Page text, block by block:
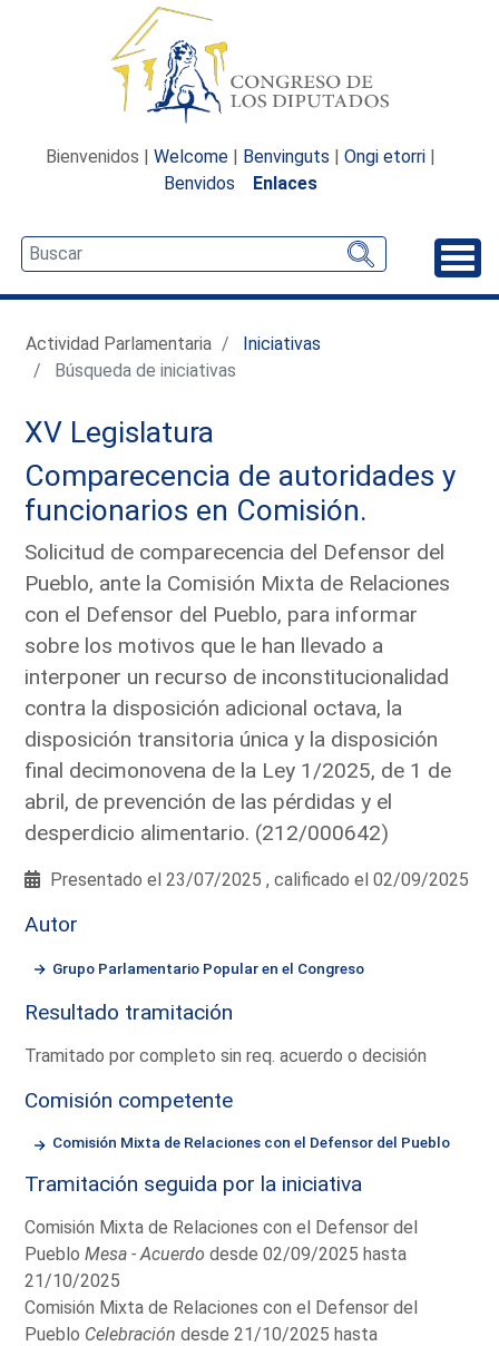
Bienvenidos | Welcome | Benvinguts | Ongi etorri |
Benvidos
Enlaces
Actividad Parlamentaria
Iniciativas
Búsqueda de iniciativas
XV Legislatura
Comparecencia de autoridades y
funcionarios en Comisión.
Solicitud de comparecencia del Defensor del
Pueblo, ante la Comisión Mixta de Relaciones
con el Defensor del Pueblo, para informar
sobre los motivos que le han llevado a
interponer un recurso de inconstitucionalidad
contra la disposición adicional octava, la
disposición transitoria única y la disposición
final decimonovena de la Ley 1/2025, de 1 de
abril, de prevención de las pérdidas y el
desperdicio alimentario. (212/000642)
Presentado el 23/07/2025 , calificado el 02/09/2025
Autor
Grupo Parlamentario Popular en el Congreso
Resultado tramitación
Tramitado por completo sin req. acuerdo o decisión
Comisión competente
Comisión Mixta de Relaciones con el Defensor del Pueblo
Tramitación seguida por la iniciativa
Comisión Mixta de Relaciones con el Defensor del
PuebloMesa - Acuerdo desde 02/09/2025 hasta
21/10/2025
Comisión Mixta de Relaciones con el Defensor del
Pueblo Celebración desde 21/10/2025 hasta